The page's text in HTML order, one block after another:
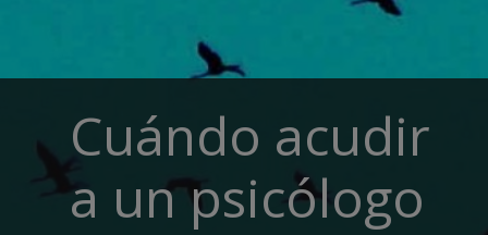
Cuándo acudir
a un psicólogo